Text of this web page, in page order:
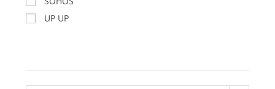
UP UP